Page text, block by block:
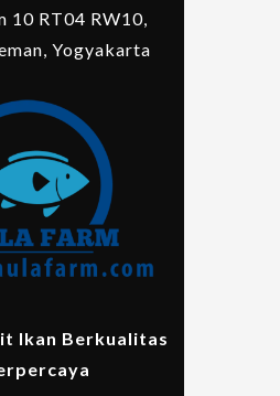
10 RT04 RW10,
Yogyakarta
Ikan Berkualitas